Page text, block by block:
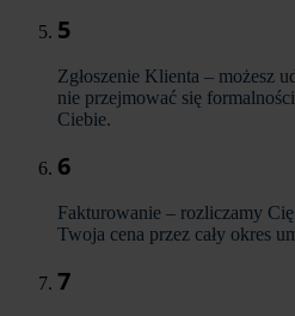
5
Zgłoszenie Klienta – możesz
nie przejmować się
Ciebie.
6
Fakturowanie – rozliczamy
Twoja cena przez cały okres
7